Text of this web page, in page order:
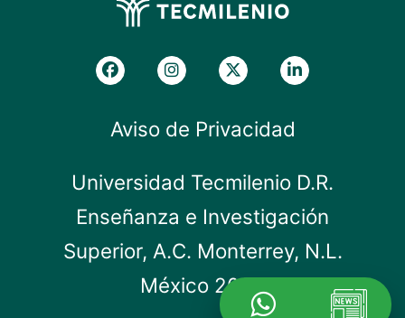
Aviso de Privacidad
Universidad Tecmilenio D.R.
Enseñanza e Investigación
Superior, A.C. Monterrey, N.L.
México 2019.